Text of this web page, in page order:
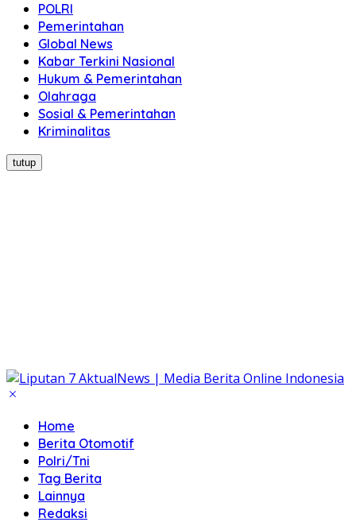
POLRI
Pemerintahan
Global News
Kabar Terkini Nasional
Hukum & Pemerintahan
Olahraga
Sosial & Pemerintahan
Kriminalitas
tutup
Home
Berita Otomotif
Polri/Tni
Tag Berita
Lainnya
Redaksi